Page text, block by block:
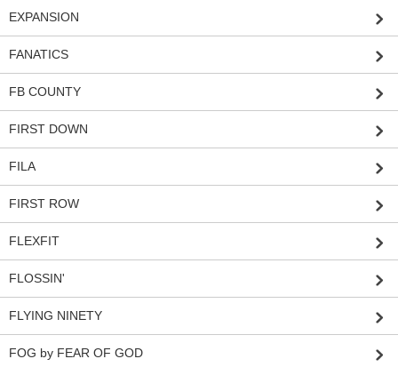
EXPANSION
FANATICS
FB COUNTY
FIRST DOWN
FILA
FIRST ROW
FLEXFIT
FLOSSIN'
FLYING NINETY
FOG by FEAR OF GOD